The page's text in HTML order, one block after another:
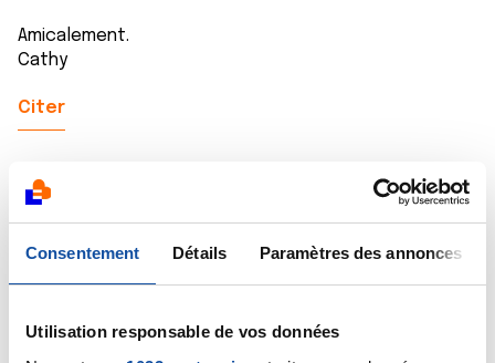
Consentement Détails Paramètres des annonces
Utilisation responsable de vos données
Amicalement.
Cathy
Citer
Stephane14